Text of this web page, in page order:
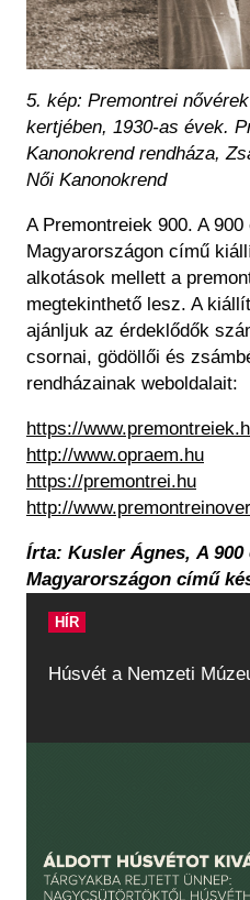
5. kép: Premontrei
kertjében, 1930-as évek.
Kanonokrend rendháza,
Női Kanonokrend
A Premontreiek 900. A
Magyarországon című
alkotások mellett a
megtekinthető lesz. A
ajánljuk az érdeklődők
csornai, gödöllői és
rendházainak weboldalait:
https://
http://www.opraem.hu
https://premontrei.hu
http://
Írta: Kusler Ágnes,A
Magyarországon című
HÍR
Húsvét a Nemzeti